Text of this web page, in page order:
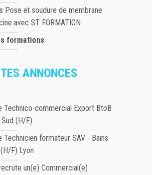
Pose et soudure de membrane
avec ST FORMATION
formations
ANNONCES
Technico-commercial Export BtoB
Sud (H/F)
Technicien formateur SAV - Bains
F) Lyon
un(e) Commercial(e)